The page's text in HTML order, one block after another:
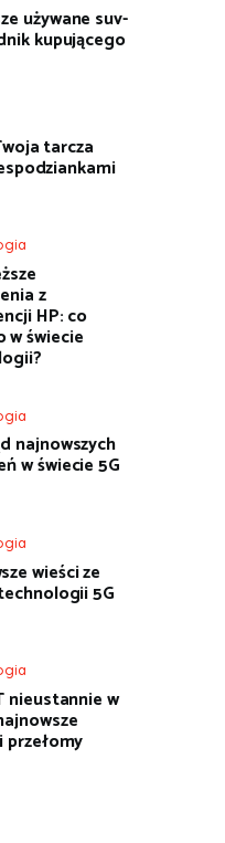
używane suv-
kupującego
tarcza
z
HP: co
w świecie
najnowszych
w świecie 5G
wieści ze
5G
nieustannie w